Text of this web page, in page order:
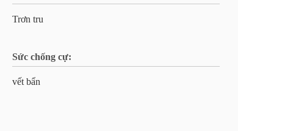
Trơn tru
Sức chống cự:
vết bẩn